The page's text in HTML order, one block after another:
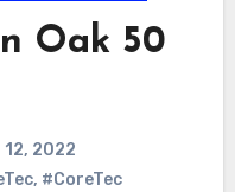
Oak 50
2022
, #CoreTec